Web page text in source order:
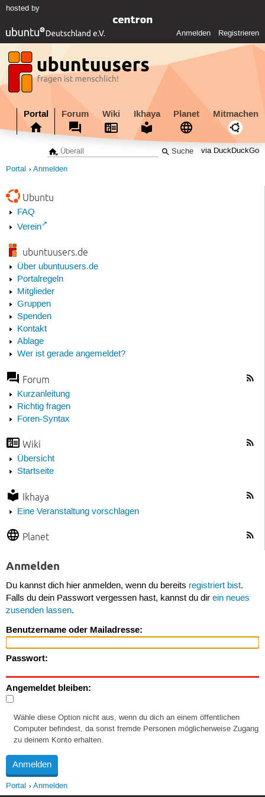
hosted by
Anmelden Registrieren
Portal Forum Wiki Ikhaya Planet Mitmachen
via DuckDuckGo
Portal Anmelden
Ubuntu
FAQ
Verein
ubuntuusers.de
Über ubuntuusers.de
Portalregeln
Mitglieder
Gruppen
Spenden
Kontakt
Ablage
Wer ist gerade angemeldet?
Forum
Kurzanleitung
Richtig fragen
Foren-Syntax
Wiki
Übersicht
Startseite
Ikhaya
Eine Veranstaltung vorschlagen
Planet
Anmelden
Du kannst dich hier anmelden, wenn du bereits registriert bist.
Falls du dein Passwort vergessen hast, kannst du dir ein neues
zusenden lassen.
Benutzername oder Mailadresse:
Passwort:
Angemeldet bleiben:
Wähle diese Option nicht aus, wenn du dich an einem öffentlichen
Computer befindest, da sonst fremde Personen möglicherweise Zugang
zu deinem Konto erhalten.
Portal Anmelden